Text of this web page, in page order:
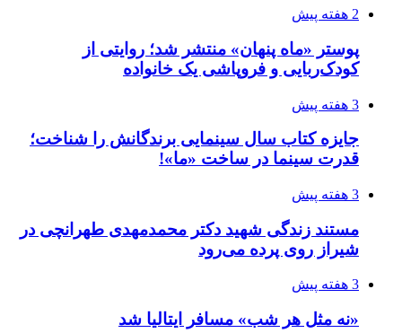
2 هفته پیش
پوستر «ماه پنهان» منتشر شد؛ روایتی از
کودک‌ربایی و فروپاشی یک خانواده
3 هفته پیش
جایزه کتاب سال سینمایی برندگانش را شناخت؛
قدرت سینما در ساخت «ما»!
3 هفته پیش
مستند زندگی شهید دکتر محمدمهدی طهرانچی در
شیراز روی پرده می‌رود
3 هفته پیش
«نه مثل هر شب» مسافر ایتالیا شد